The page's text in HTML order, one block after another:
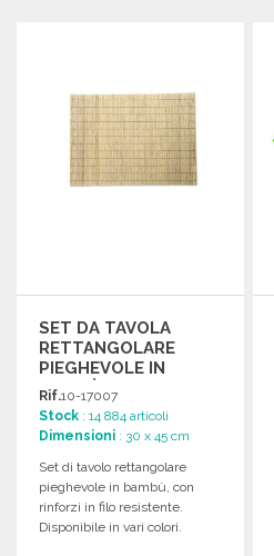
SET DA TAVOLA
RETTANGOLARE
PIEGHEVOLE IN
BAMBÙ
Rif.10-17007
Stock : 14 884 articoli
Dimensioni : 30 x 45 cm
Set di tavolo rettangolare
pieghevole in bambù, con
rinforzi in filo resistente.
Disponibile in vari colori.